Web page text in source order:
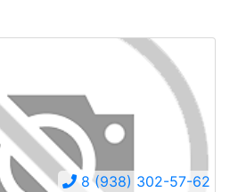
8 (938) 302-57-62